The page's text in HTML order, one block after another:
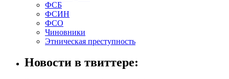
ФСБ
ФСИН
ФСО
Чиновники
Этническая преступность
Новости в твиттере: